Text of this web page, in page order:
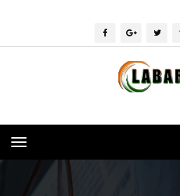
Toggle
navigation